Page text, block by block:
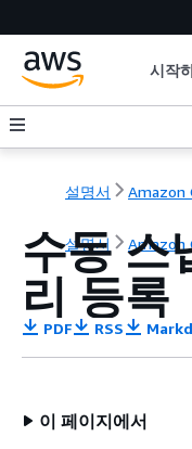
시작
설명서 Amazon
설명서 Amazon
수동 스
리 등록
PDF RSS
이 페이지에서